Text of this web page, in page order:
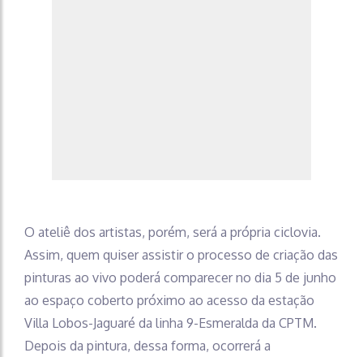
O ateliê dos artistas, porém, será a própria ciclovia.
Assim, quem quiser assistir o processo de criação das
pinturas ao vivo poderá comparecer no dia 5 de junho
ao espaço coberto próximo ao acesso da estação
Villa Lobos-Jaguaré da linha 9-Esmeralda da CPTM.
Depois da pintura, dessa forma, ocorrerá a